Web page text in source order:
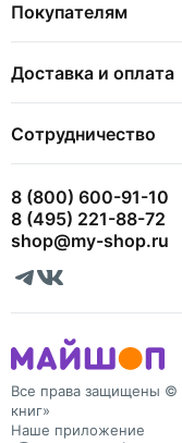
Покупателям
Доставка и оплата
Сотрудничество
8 (800) 600-91-10
8 (495) 221-88-72
shop@my-shop.ru
Все права защищены
книг»
Наше приложение